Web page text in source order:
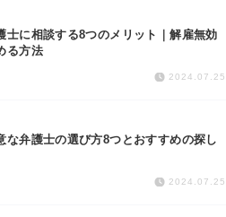
士に相談する8つのメリット｜解雇無効
る方法
2024.07.25
な弁護士の選び方8つとおすすめの探し
2024.07.25